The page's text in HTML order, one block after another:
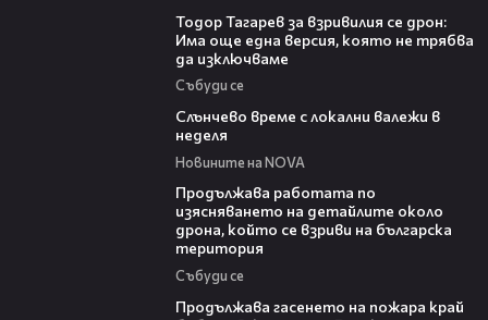
Тодор Тагарев за взривилия се дрон:
Има още една версия, която не трябва
да изключваме
Събуди се
Слънчево време с локални валежи в
неделя
Новините на NOVA
Продължава работата по
изясняването на детайлите около
дрона, който се взриви на българска
територия
Събуди се
Продължава гасенето на пожара край